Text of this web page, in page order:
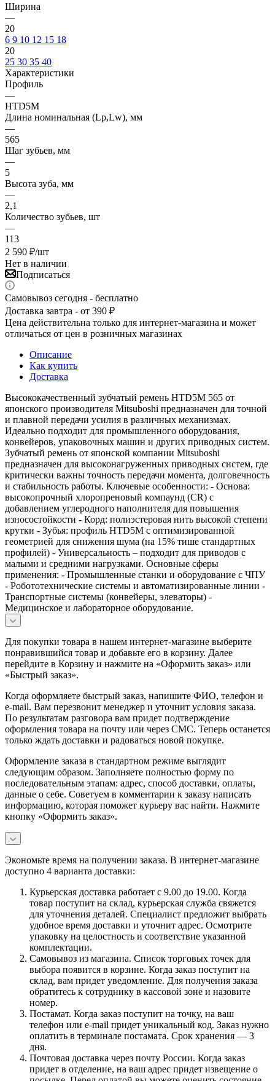
Ширина
—
20
6 9 10 12 15 18
20
25 30 35 40
Характеристики
Профиль
—
HTD5M
Длина номинальная (Lp,Lw), мм
—
565
Шаг зубьев, мм
—
5
Высота зуба, мм
—
2,1
Количество зубьев, шт
—
113
2 590 ₽/шт
Нет в наличии
Подписаться
Самовывоз сегодня - бесплатно
Доставка завтра - от 390 ₽
Цена действительна только для интернет-магазина и может
отличаться от цен в розничных магазинах
Описание
Как купить
Доставка
Высококачественный зубчатый ремень HTD5M 565 от
японского производителя Mitsuboshi предназначен для точной
и плавной передачи усилия в различных механизмах.
Идеально подходит для промышленного оборудования,
конвейеров, упаковочных машин и других приводных систем.
Зубчатый ремень от японской компании Mitsuboshi
предназначен для высоконагруженных приводных систем, где
критически важны точность передачи момента, долговечность
и стабильность работы. Ключевые особенности: - Основа:
высокопрочный хлоропреновый компаунд (CR) с
добавлением углеродного наполнителя для повышения
износостойкости - Корд: полиэстеровая нить высокой степени
крутки - Зубья: профиль HTD5M с оптимизированной
геометрией для снижения шума (на 15% тише стандартных
профилей) - Универсальность – подходит для приводов с
малыми и средними нагрузками. Основные сферы
применения: - Промышленные станки и оборудование с ЧПУ
- Робототехнические системы и автоматизированные линии -
Транспортные системы (конвейеры, элеваторы) -
Медицинское и лабораторное оборудование.
Для покупки товара в нашем интернет-магазине выберите
понравившийся товар и добавьте его в корзину. Далее
перейдите в Корзину и нажмите на «Оформить заказ» или
«Быстрый заказ».
Когда оформляете быстрый заказ, напишите ФИО, телефон и
e-mail. Вам перезвонит менеджер и уточнит условия заказа.
По результатам разговора вам придет подтверждение
оформления товара на почту или через СМС. Теперь останется
только ждать доставки и радоваться новой покупке.
Оформление заказа в стандартном режиме выглядит
следующим образом. Заполняете полностью форму по
последовательным этапам: адрес, способ доставки, оплаты,
данные о себе. Советуем в комментарии к заказу написать
информацию, которая поможет курьеру вас найти. Нажмите
кнопку «Оформить заказ».
Экономьте время на получении заказа. В интернет-магазине
доступно 4 варианта доставки:
Курьерская доставка работает с 9.00 до 19.00. Когда
товар поступит на склад, курьерская служба свяжется
для уточнения деталей. Специалист предложит выбрать
удобное время доставки и уточнит адрес. Осмотрите
упаковку на целостность и соответствие указанной
комплектации.
Самовывоз из магазина. Список торговых точек для
выбора появится в корзине. Когда заказ поступит на
склад, вам придет уведомление. Для получения заказа
обратитесь к сотруднику в кассовой зоне и назовите
номер.
Постамат. Когда заказ поступит на точку, на ваш
телефон или e-mail придет уникальный код. Заказ нужно
оплатить в терминале постамата. Срок хранения — 3
дня.
Почтовая доставка через почту России. Когда заказ
придет в отделение, на ваш адрес придет извещение о